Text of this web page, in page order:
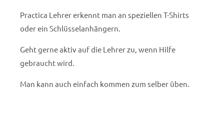
Practica Lehrer erkennt man an speziellen T-Shirts
oder ein Schlüsselanhängern.
Geht gerne aktiv auf die Lehrer zu, wenn Hilfe
gebraucht wird.
Man kann auch einfach kommen zum selber üben.